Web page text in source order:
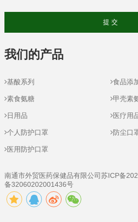
我们的产品
基酸系列 食品添
素食氨糖 甲壳素
日用品 医疗用
个人防护口罩 防尘口
医用防护口罩
南通市外贸医药保健品有限公司苏ICP备
备32060202001436号